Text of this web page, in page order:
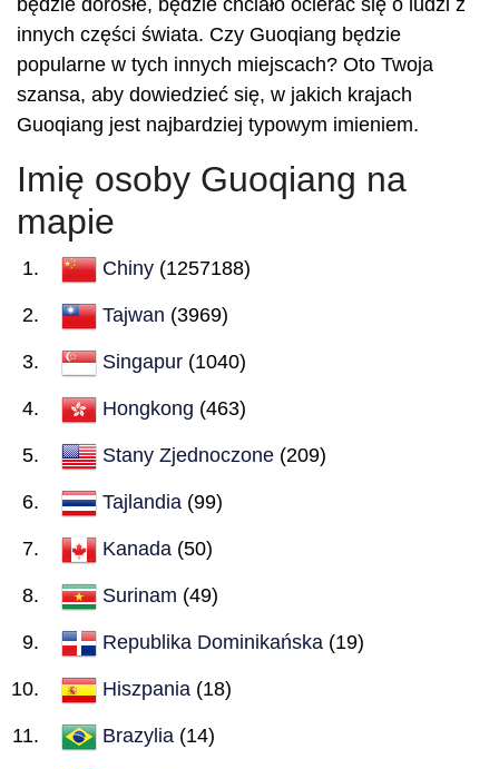
będzie dorosłe, będzie chciało ocierać się o ludzi z
innych części świata. Czy Guoqiang będzie
popularne w tych innych miejscach? Oto Twoja
szansa, aby dowiedzieć się, w jakich krajach
Guoqiang jest najbardziej typowym imieniem.
Imię osoby Guoqiang na
mapie
Chiny (1257188)
Tajwan (3969)
Singapur (1040)
Hongkong (463)
Stany Zjednoczone (209)
Tajlandia (99)
Kanada (50)
Surinam (49)
Republika Dominikańska (19)
Hiszpania (18)
Brazylia (14)